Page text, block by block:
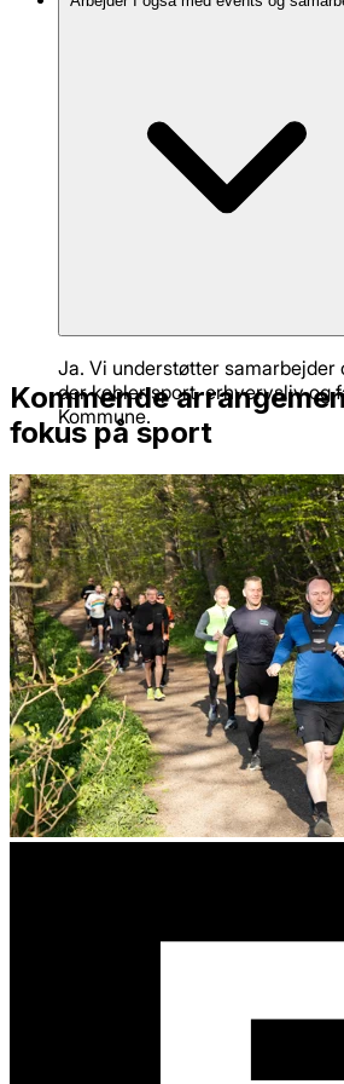
og fællesskab mellem
Ja. Vi understøtter samarbejder
der kobler sport, erhvervsliv og
Kommune.
Kommende
fokus på sport